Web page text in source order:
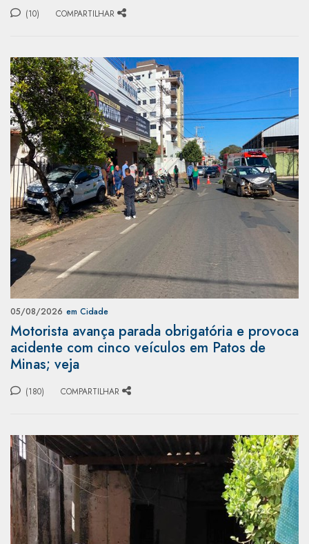
(10) COMPARTILHAR
05/08/2026 em Cidade
Motorista avança parada obrigatória e provoca
acidente com cinco veículos em Patos de
Minas; veja
(180) COMPARTILHAR